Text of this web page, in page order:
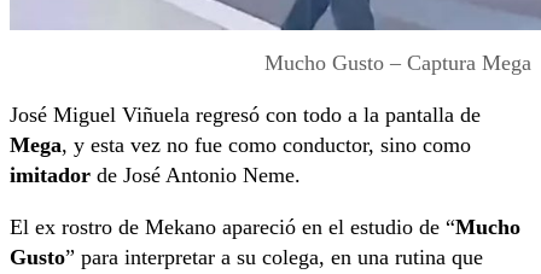
Mucho Gusto – Captura Mega
José Miguel Viñuela regresó con todo a la pantalla de
Mega, y esta vez no fue como conductor, sino como
imitador de José Antonio Neme.
El ex rostro de Mekano apareció en el estudio de “Mucho
Gusto” para interpretar a su colega, en una rutina que